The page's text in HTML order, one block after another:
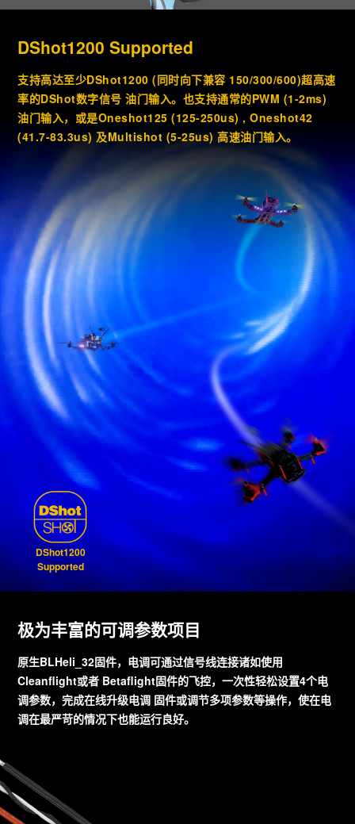
DShot1200 Supported
支持高达至少DShot1200 (同时向下兼容 150/300/600)超高速
率的DShot数字信号 油门输入。也支持通常的PWM (1-2ms)
油门输入，或是Oneshot125 (125-250us) , Oneshot42
(41.7-83.3us) 及Multishot (5-25us) 高速油门输入。
DShot1200
Supported
极为丰富的可调参数项目
原生BLHeli_32固件，电调可通过信号线连接诸如使用
Cleanflight或者 Betaflight固件的飞控，一次性轻松设置4个电
调参数，完成在线升级电调 固件或调节多项参数等操作，使在电
调在最严苛的情况下也能运行良好。